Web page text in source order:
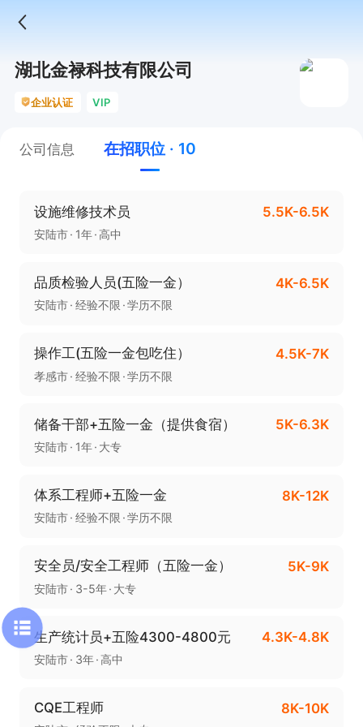
湖北金禄科技有限公司
企业认证 VIP
公司信息 在招职位 · 10
设施维修技术员 5.5K-6.5K
安陆市 1年 高中
品质检验人员(五险一金） 4K-6.5K
安陆市 经验不限 学历不限
操作工(五险一金包吃住） 4.5K-7K
孝感市 经验不限 学历不限
储备干部+五险一金（提供食宿） 5K-6.3K
安陆市 1年 大专
体系工程师+五险一金 8K-12K
安陆市 经验不限 学历不限
安全员/安全工程师（五险一金） 5K-9K
安陆市 3-5年 大专
生产统计员+五险4300-4800元 4.3K-4.8K
安陆市 3年 高中
CQE工程师 8K-10K